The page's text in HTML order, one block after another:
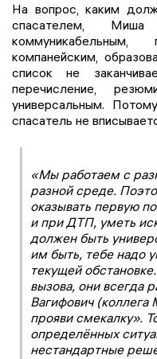
На вопрос, каким
спасателем, Миша
коммуникабельным,
компанейским,
список не
перечисление,
универсальным.
спасатель не
«Мы работаем с
разной среде.
оказывать первую
и при ДТП, уметь
должен быть
им быть, тебе надо
текущей
вызова, они всегда
Вагифович
прояви смекалку».
определённых
нестандартные